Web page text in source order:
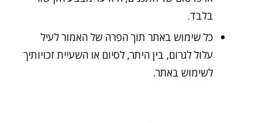
בלבד.
כל שימוש באתר תוך הפרה של האמור לעיל
עלול לגרום, בין היתר, לסיום או השעיית זכויותיך
לשימוש באתר.